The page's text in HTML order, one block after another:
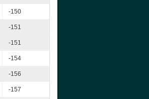
-150
-151
-151
-154
-156
-157